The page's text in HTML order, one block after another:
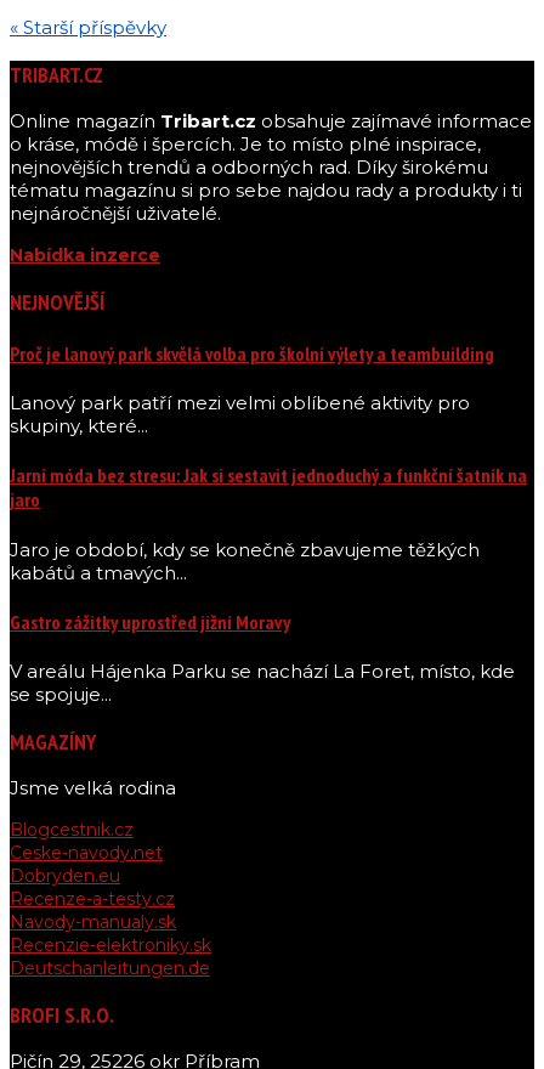
« Starší příspěvky
TRIBART.CZ
Online magazín Tribart.cz obsahuje zajímavé informace
o kráse, módě i špercích. Je to místo plné inspirace,
nejnovějších trendů a odborných rad. Díky širokému
tématu magazínu si pro sebe najdou rady a produkty i ti
nejnáročnější uživatelé.
Nabídka inzerce
NEJNOVĚJŠÍ
Proč je lanový park skvělá volba pro školní výlety a teambuilding
Lanový park patří mezi velmi oblíbené aktivity pro
skupiny, které...
Jarní móda bez stresu: Jak si sestavit jednoduchý a funkční šatník na
jaro
Jaro je období, kdy se konečně zbavujeme těžkých
kabátů a tmavých...
Gastro zážitky uprostřed jižní Moravy
V areálu Hájenka Parku se nachází La Foret, místo, kde
se spojuje...
MAGAZÍNY
Jsme velká rodina
Blogcestnik.cz
Ceske-navody.net
Dobryden.eu
Recenze-a-testy.cz
Navody-manualy.sk
Recenzie-elektroniky.sk
Deutschanleitungen.de
BROFI S.R.O.
Pičín 29, 25226 okr Příbram